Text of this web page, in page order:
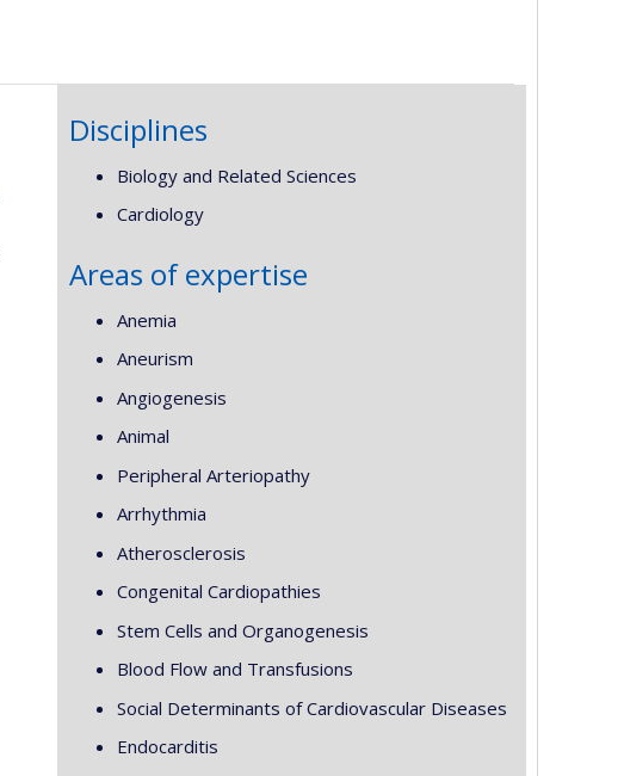
Disciplines
Biology and Related Sciences
Cardiology
Areas of expertise
Anemia
Aneurism
Angiogenesis
Animal
Peripheral Arteriopathy
Arrhythmia
Atherosclerosis
Congenital Cardiopathies
Stem Cells and Organogenesis
Blood Flow and Transfusions
Social Determinants of Cardiovascular Diseases
Endocarditis